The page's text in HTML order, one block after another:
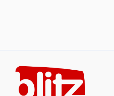
content